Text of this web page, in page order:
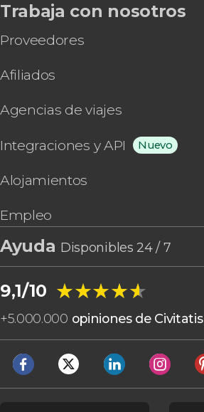
Trabaja con nosotros
Proveedores
Afiliados
Agencias de viajes
Integraciones y API Nuevo
Alojamientos
Empleo
Ayuda Disponibles 24 / 7
9,1/10 ★★★★★
★★★★★
+5.000.000 opiniones de Civitatis